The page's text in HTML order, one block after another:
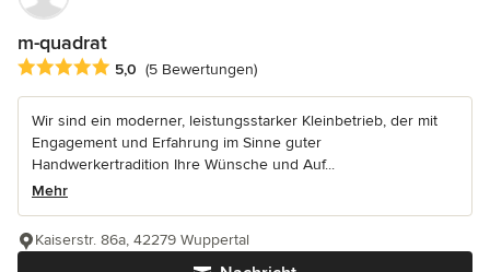
m-quadrat
Durchschnittliche Bewertung: 5 von 5 Sternen
5,0 (5 Bewertungen)
Wir sind ein moderner, leistungsstarker Kleinbetrieb, der mit
Engagement und Erfahrung im Sinne guter
Handwerkertradition Ihre Wünsche und Auf...
Mehr
Kaiserstr. 86a, 42279 Wuppertal